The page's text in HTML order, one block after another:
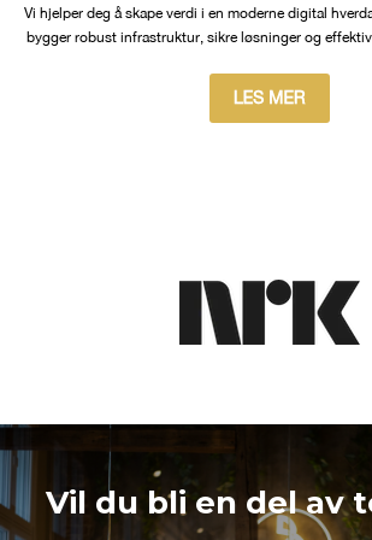
Vi hjelper deg å skape verdi i en moderne digital
bygger robust infrastruktur, sikre løsninger og
Vil du bli en del av